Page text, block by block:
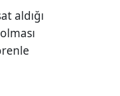
aldığı